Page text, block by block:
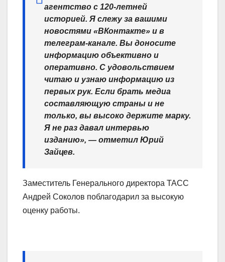
агентство с 120-летней
историей. Я слежу за вашими
новостями «ВКонтакте» и в
телеграм-канале. Вы доносите
информацию объективно и
оперативно. С удовольствием
читаю и узнаю информацию из
первых рук. Если брать медиа
составляющую страны и не
только, вы высоко держите марку.
Я не раз давал интервью
изданию», — отметил Юрий
Зайцев.
Заместитель Генерального директора ТАСС
Андрей Соколов поблагодарил за высокую
оценку работы.